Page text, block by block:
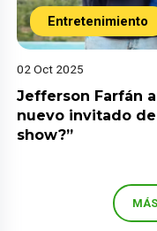
Entretenimiento
02 Oct 2025
Jefferson Farfán
nuevo invitado de
show?”